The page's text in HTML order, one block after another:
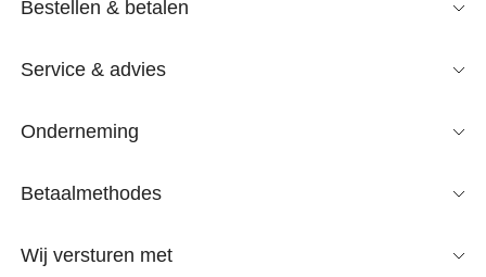
Bestellen & betalen
Service & advies
Onderneming
Betaalmethodes
Wij versturen met